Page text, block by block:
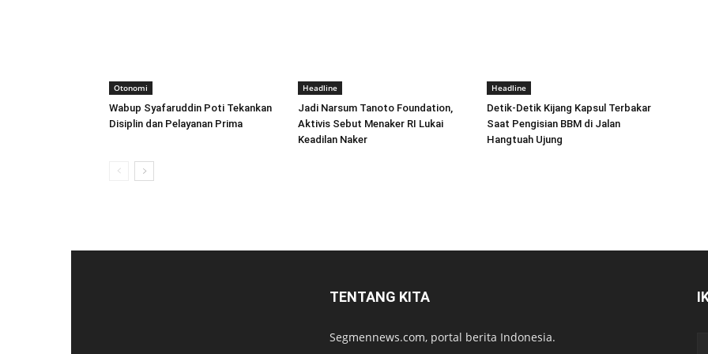
Otonomi
Wabup Syafaruddin Poti Tekankan
Disiplin dan Pelayanan Prima
Headline
Jadi Narsum Tanoto Foundation,
Aktivis Sebut Menaker RI Lukai
Keadilan Naker
Headline
Detik-Detik Kijang Kapsul Terbakar
Saat Pengisian BBM di Jalan
Hangtuah Ujung
TENTANG KITA
Segmennews.com, portal berita Indonesia.